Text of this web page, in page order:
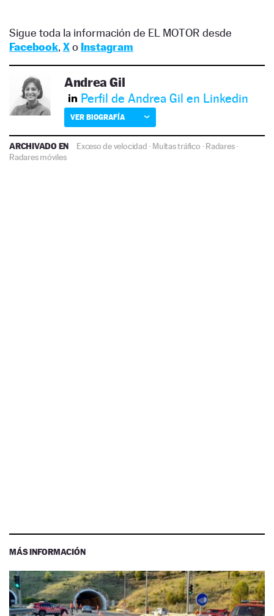
Sigue toda la información de EL MOTOR desde
Facebook, Xo Instagram
Andrea Gil
Perfil de Andrea Gil en Linkedin
VER BIOGRAFÍA
ARCHIVADO EN Exceso de velocidad · Multas tráfico ·Radares·
Radares móviles
MÁS INFORMACIÓN